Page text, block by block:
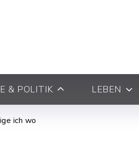
& POLITIK LEBEN
ich wo